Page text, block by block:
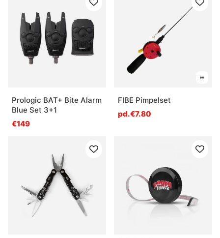
Prologic BAT+ Bite Alarm
Blue Set 3+1
€149
FIBE Pimpelset
pd.€7.80